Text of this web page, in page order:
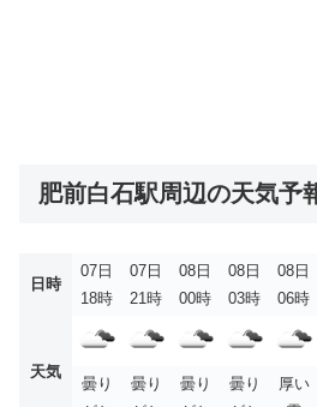
肥前白石駅周辺の天気予
日時
07日
18時
07日
21時
08日
00時
08日
03時
08日
06時
天気
曇り
曇り
曇り
曇り
厚い